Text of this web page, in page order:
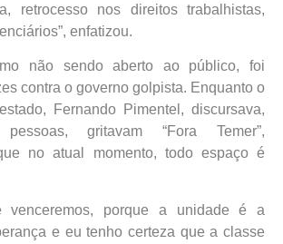
retrocesso nos direitos trabalhistas,
enfatizou.
não sendo aberto ao público, foi
contra o governo golpista. Enquanto o
Fernando Pimentel, discursava,
gritavam “Fora Temer”,
no atual momento, todo espaço é
venceremos, porque a unidade é a
e eu tenho certeza que a classe